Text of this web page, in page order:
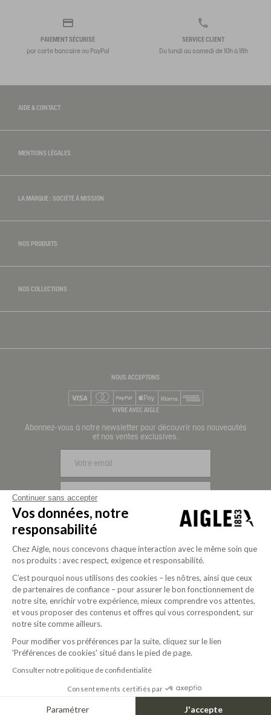
PAIEMENT SÉCURISÉ
par carte bancaire ou PayPal
SERVICE CLIENT
Du lundi au samedi de 10h à 18h
AIDE & CONTACT
MENTIONS LÉGALES
LA MARQUE : SOCIÉTÉ À MISSION
NOS PRODUITS
NOS COLLECTIONS
NOUS ACCEPTONS
Mastercard
PayPalApple Pay
VIVRE AVEC AIGLE
Abonnez-vous à notre newsletter pour découvrir nos nouveautés
et nos ventes exclusives.
© 2025 Aigle
Société à mission depuis 2020
Continuer sans accepter
Vos données, notre
responsabilité
Chez Aigle, nous concevons chaque interaction avec le même soin que
nos produits : avec respect, exigence et responsabilité.
C’est pourquoi nous utilisons des cookies – les nôtres, ainsi que ceux
de partenaires de confiance – pour assurer le bon fonctionnement de
notre site, enrichir votre expérience, mieux comprendre vos attentes,
et vous proposer des contenus et offres qui vous correspondent, sur
notre site comme ailleurs.
Pour modifier vos préférences par la suite, cliquez sur le lien
'Préférences de cookies' situé dans le pied de page.
Consulter notre politique de confidentialité
Consentements certifiés par
Paramétrer J'accepte